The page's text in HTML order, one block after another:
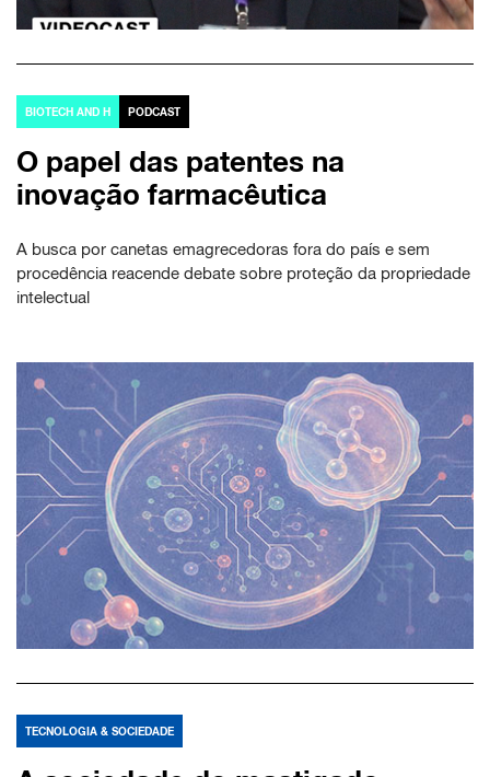
BIOTECH AND H PODCAST
O papel das patentes na
inovação farmacêutica
A busca por canetas emagrecedoras fora do país e sem
procedência reacende debate sobre proteção da propriedade
intelectual
TECNOLOGIA & SOCIEDADE